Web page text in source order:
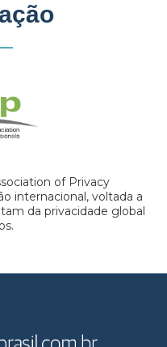
of Privacy
internacional, voltada a
da privacidade global